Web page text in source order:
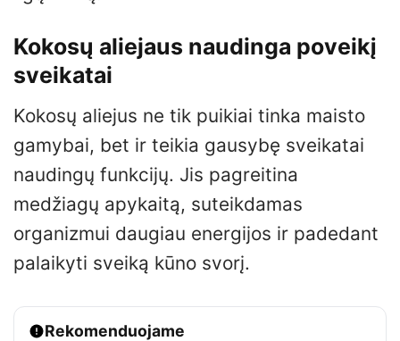
Kokosų aliejaus naudinga poveikį
sveikatai
Kokosų aliejus ne tik puikiai tinka maisto
gamybai, bet ir teikia gausybę sveikatai
naudingų funkcijų. Jis pagreitina
medžiagų apykaitą, suteikdamas
organizmui daugiau energijos ir padedant
palaikyti sveiką kūno svorį.
Rekomenduojame